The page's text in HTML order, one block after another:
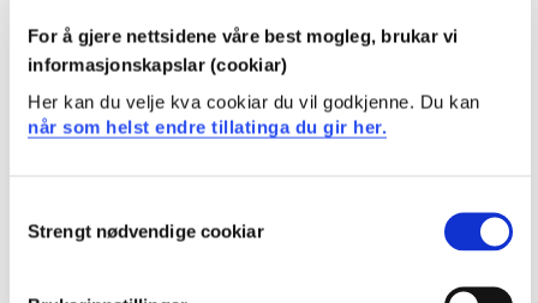
For å gjere nettsidene våre best mogleg, brukar vi
informasjonskapslar (cookiar)
Her kan du velje kva cookiar du vil godkjenne. Du kan
når som helst endre tillatinga du gir her.
Selection
Strengt nødvendige cookiar
SK170 Rettleia praksis i sjukeheim
2019-2020
SK170 Rettleia praksis i sjukeheim